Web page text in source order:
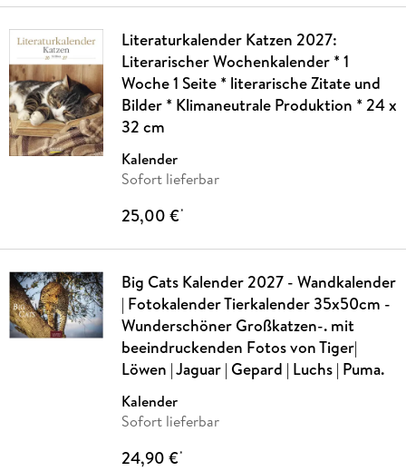
Literaturkalender Katzen 2027:
Literarischer Wochenkalender * 1
Woche 1 Seite * literarische Zitate und
Bilder * Klimaneutrale Produktion * 24 x
32 cm
Kalender
Sofort lieferbar
25,00 €*
Big Cats Kalender 2027 - Wandkalender
| Fotokalender Tierkalender 35x50cm -
Wunderschöner Großkatzen-. mit
beeindruckenden Fotos von Tiger|
Löwen | Jaguar | Gepard | Luchs | Puma.
Kalender
Sofort lieferbar
24,90 €*